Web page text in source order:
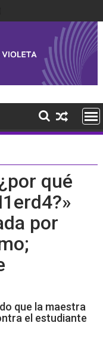
qué
por
que la maestra
el estudiante